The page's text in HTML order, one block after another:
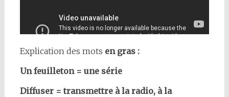
Explication des mots en gras :
Un feuilleton = une série
Diffuser = transmettre à la radio, à la